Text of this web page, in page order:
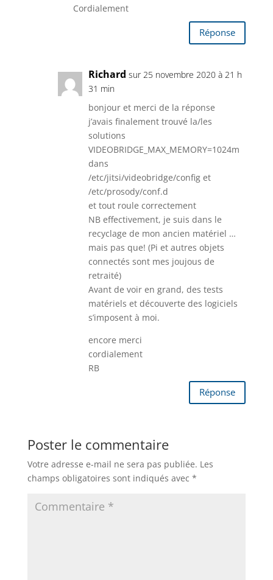
Cordialement
Réponse
Richard sur 25 novembre 2020 à 21 h
31 min
bonjour et merci de la réponse
j’avais finalement trouvé la/les
solutions
VIDEOBRIDGE_MAX_MEMORY=1024m
dans
/etc/jitsi/videobridge/config et
/etc/prosody/conf.d
et tout roule correctement
NB effectivement, je suis dans le
recyclage de mon ancien matériel …
mais pas que! (Pi et autres objets
connectés sont mes joujous de
retraité)
Avant de voir en grand, des tests
matériels et découverte des logiciels
s’imposent à moi.
encore merci
cordialement
RB
Réponse
Poster le commentaire
Votre adresse e-mail ne sera pas publiée. Les
champs obligatoires sont indiqués avec *